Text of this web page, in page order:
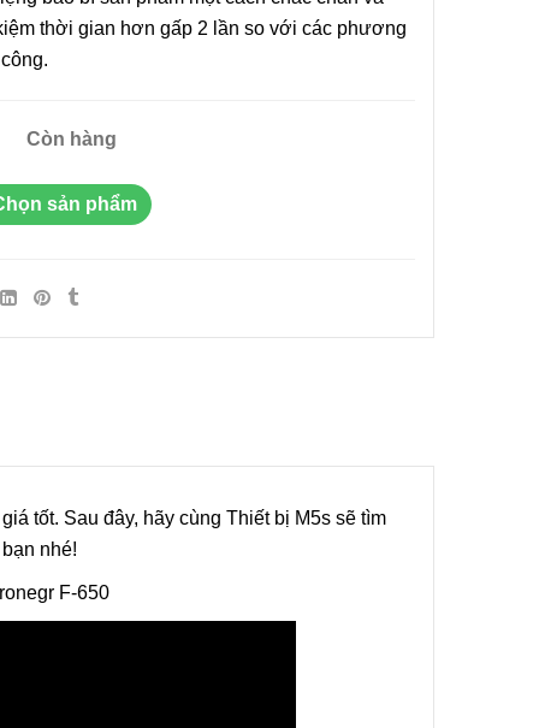
thời gian hơn gấp 2 lần so với các phương
Còn hàng
sản phẩm
giá tốt. Sau đây, hãy cùng Thiết bị M5s sẽ tìm
nhé!
F-650
750-
Tay Giá
Bán
1
Động Stronger MY-380F